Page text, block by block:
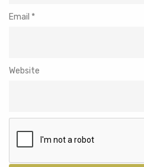
Email *
Website